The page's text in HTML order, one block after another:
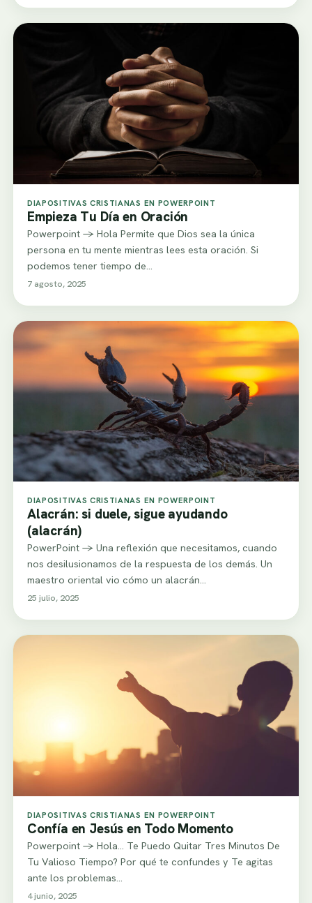
DIAPOSITIVAS CRISTIANAS EN POWERPOINT
Empieza Tu Día en Oración
Powerpoint -> Hola Permite que Dios sea la única
persona en tu mente mientras lees esta oración. Si
podemos tener tiempo de…
7 agosto, 2025
DIAPOSITIVAS CRISTIANAS EN POWERPOINT
Alacrán: si duele, sigue ayudando
(alacrán)
PowerPoint -> Una reflexión que necesitamos, cuando
nos desilusionamos de la respuesta de los demás. Un
maestro oriental vio cómo un alacrán…
25 julio, 2025
DIAPOSITIVAS CRISTIANAS EN POWERPOINT
Confía en Jesús en Todo Momento
Powerpoint -> Hola… Te Puedo Quitar Tres Minutos De
Tu Valioso Tiempo? Por qué te confundes y Te agitas
ante los problemas…
4 junio, 2025